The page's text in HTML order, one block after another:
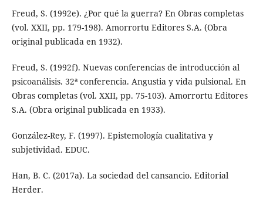
Freud, S. (1992e). ¿Por qué la guerra? En Obras completas
(vol. XXII, pp. 179-198). Amorrortu Editores S.A. (Obra
original publicada en 1932).
Freud, S. (1992f). Nuevas conferencias de introducción al
psicoanálisis. 32ª conferencia. Angustia y vida pulsional. En
Obras completas (vol. XXII, pp. 75-103). Amorrortu Editores
S.A. (Obra original publicada en 1933).
González-Rey, F. (1997). Epistemología cualitativa y
subjetividad. EDUC.
Han, B. C. (2017a). La sociedad del cansancio. Editorial
Herder.